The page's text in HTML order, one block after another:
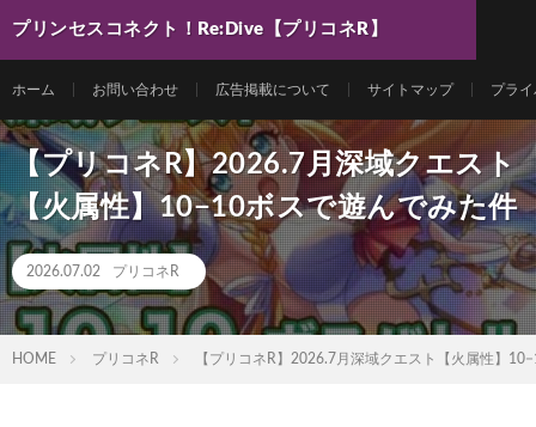
プリンセスコネクト！Re:Dive【プリコネR】
ホーム お問い合わせ 広告掲載について サイトマップ プラ
【プリコネR】2026.7月深域クエスト
【火属性】10−10ボスで遊んでみた件
2026.07.02 プリコネR
HOME プリコネR 【プリコネR】2026.7月深域クエスト【火属性】